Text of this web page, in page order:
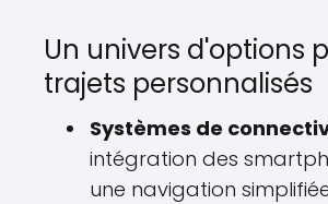
Un univers d'options
trajets personnalisés
Systèmes de
intégration des
une navigation